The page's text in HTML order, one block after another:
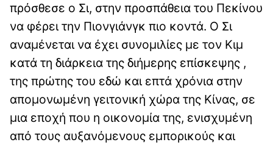
πρόσθεσε ο Σι, στην προσπάθεια του Πεκίνου
να φέρει την Πιονγιάνγκ πιο κοντά. Ο Σι
αναμένεται να έχει συνομιλίες με τον Κιμ
κατά τη διάρκεια της διήμερης επίσκεψης ,
της πρώτης του εδώ και επτά χρόνια στην
απομονωμένη γειτονική χώρα της Κίνας, σε
μια εποχή που η οικονομία της, ενισχυμένη
από τους αυξανόμενους εμπορικούς και